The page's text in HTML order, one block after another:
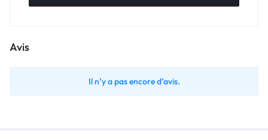
Avis
Il n’y a pas encore d’avis.